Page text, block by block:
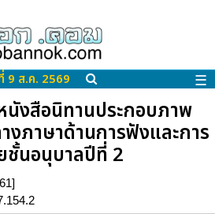
9 ส.ค. 2569 ☰
นังสือนิทานประกอบภาพ
ภาษาด้านการฟังและการ
ชั้นอนุบาลปีที่ 2